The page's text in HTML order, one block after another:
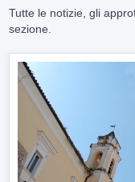
Tutte le notizie, gli
sezione.